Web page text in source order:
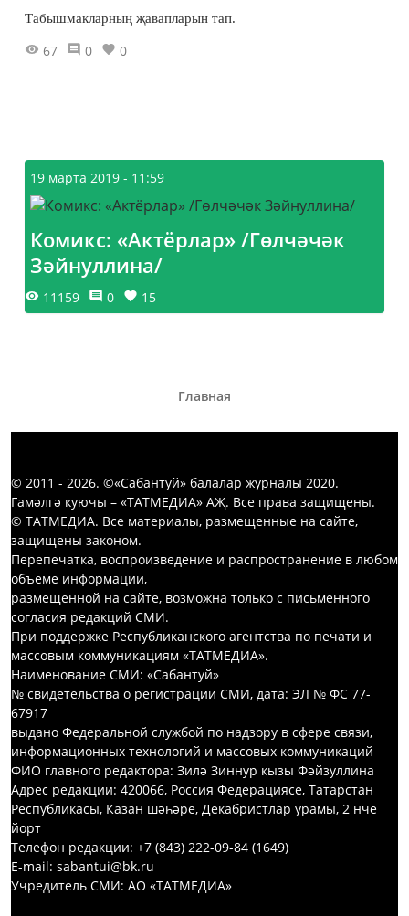
Табышмакларның җавапларын тап.
67 0 0
19 марта 2019 - 11:59
Комикс: «Актёрлар» /Гөлчәчәк
Зәйнуллина/
11159 0 15
Главная
© 2011 - 2026. ©«Сабантуй» балалар журналы 2020.
Гамәлгә куючы – «ТАТМЕДИА» АҖ. Все права защищены.
© ТАТМЕДИА. Все материалы, размещенные на сайте,
защищены законом.
Перепечатка, воспроизведение и распространение в любом
объеме информации,
размещенной на сайте, возможна только с письменного
согласия редакций СМИ.
При поддержке Республиканского агентства по печати и
массовым коммуникациям «ТАТМЕДИА».
Наименование СМИ: «Сабантуй»
№ свидетельства о регистрации СМИ, дата: ЭЛ № ФС 77-
67917
выдано Федеральной службой по надзору в сфере связи,
информационных технологий и массовых коммуникаций
ФИО главного редактора: Зилә Зиннур кызы Фәйзуллина
Адрес редакции: 420066, Россия Федерациясе, Татарстан
Республикасы, Казан шәһәре, Декабристлар урамы, 2 нче
йорт
Телефон редакции: +7 (843) 222-09-84 (1649)
E-mail: sabantui@bk.ru
Учредитель СМИ: АО «ТАТМЕДИА»